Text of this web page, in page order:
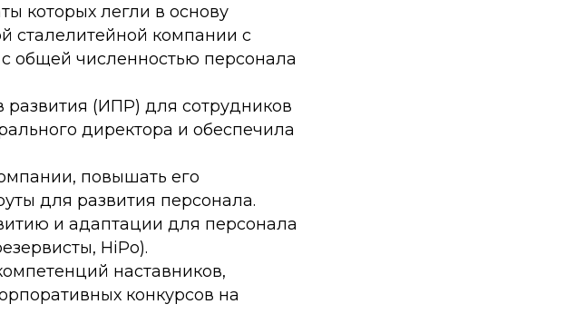
которых легли в основу
сталелитейной компании с
общей численностью персонала
(ИПР) для сотрудников
директора и обеспечила
повышать его
для развития персонала.
и адаптации для персонала
HiPo).
наставников,
конкурсов на